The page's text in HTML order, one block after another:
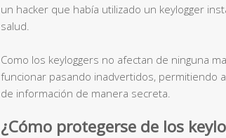
un hacker que había utilizado un keylogger
salud.
Como los keyloggers no afectan de ninguna
funcionar pasando inadvertidos, permitiendo
de información de manera secreta.
¿Cómo protegerse de los